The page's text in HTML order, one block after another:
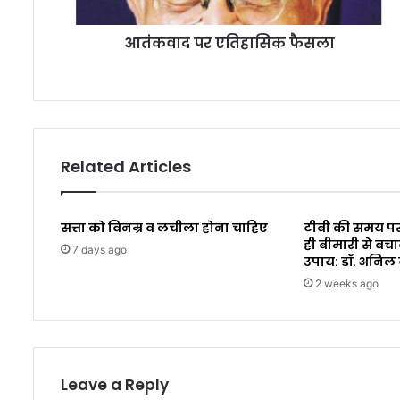
आतंकवाद पर एतिहासिक फैसला
Related Articles
सत्ता को विनम्र व लचीला होना चाहिए
7 days ago
टीबी की समय
ही बीमारी से
उपाय: डॉ. अनिल
2 weeks ago
Leave a Reply